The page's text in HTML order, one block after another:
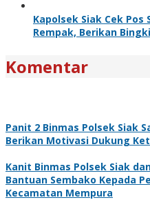
Kapolsek Siak Cek Pos
Rempak, Berikan
Komentar
Panit 2 Binmas Polsek Siak
Berikan Motivasi Dukung
Kanit Binmas Polsek Siak
Bantuan Sembako Kepada
Kecamatan Mempura